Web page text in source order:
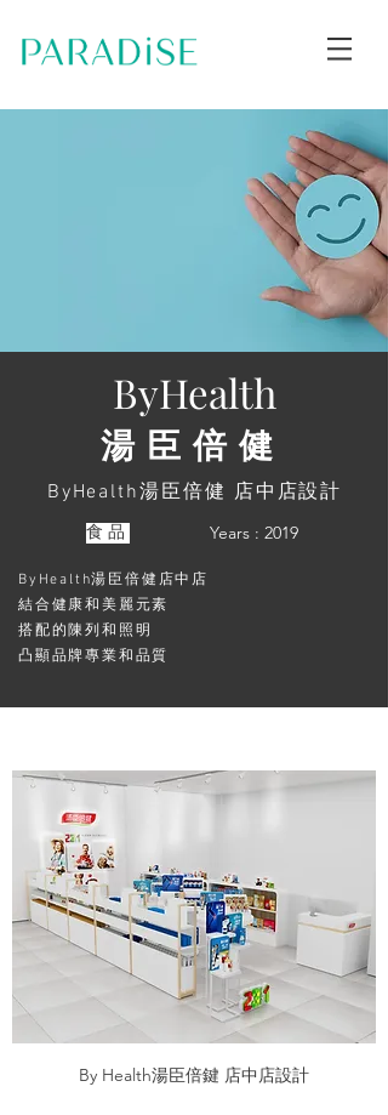
ByHealth
湯臣倍健
ByHealth湯臣倍健 店中店設計
食品 Years : 2019
ByHealth湯臣倍健店中店
結合健康和美麗元素
搭配的陳列和照明
凸顯品牌專業和品質
By Health湯臣倍鍵 店中店設計